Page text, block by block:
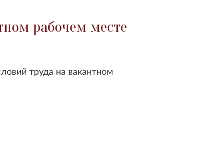
рабочем месте
труда на вакантном